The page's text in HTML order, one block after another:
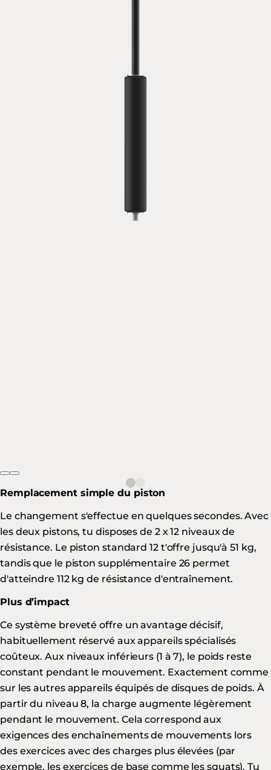
Remplacement simple du piston
Le changement s'effectue en quelques secondes. Avec
les deux pistons, tu disposes de 2 x 12 niveaux de
résistance. Le piston standard 12 t'offre jusqu'à 51 kg,
tandis que le piston supplémentaire 26 permet
d'atteindre 112 kg de résistance d'entraînement.
Plus d’impact
Ce système breveté offre un avantage décisif,
habituellement réservé aux appareils spécialisés
coûteux. Aux niveaux inférieurs (1 à 7), le poids reste
constant pendant le mouvement. Exactement comme
sur les autres appareils équipés de disques de poids. À
partir du niveau 8, la charge augmente légèrement
pendant le mouvement. Cela correspond aux
exigences des enchaînements de mouvements lors
des exercices avec des charges plus élevées (par
exemple, les exercices de base comme les squats). Tu